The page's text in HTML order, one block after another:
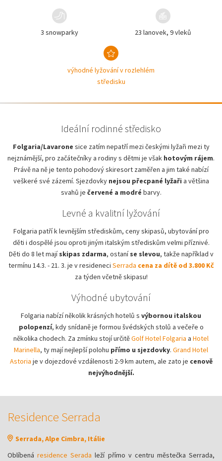
3 snowparky 23 lanovek, 9 vleků
výhodné lyžování v rozlehlém
středisku
Ideální rodinné středisko
Folgaria/Lavarone sice zatím nepatří mezi českými lyžaři mezi ty
nejznámější, pro začátečníky a rodiny s dětmi je však hotovým rájem.
Právě na ně je tento pohodový skiresort zaměřen a jim také nabízí
veškeré své zázemí. Sjezdovky nejsou přecpané lyžaři a většina
svahů je červené a modré barvy.
Levné a kvalitní lyžování
Folgaria patří k levnějším střediskům, ceny skipasů, ubytování pro
děti i dospělé jsou oproti jiným italským střediskům velmi příznivé.
Děti do 8 let majískipas zdarma, ostaníse slevou, takže například v
termínu 14.3. - 21. 3. je v resideneci Serrada cena za dítě od 3.800 Kč
za týden včetně skipasu!
Výhodné ubytování
Folgaria nabízí několik krásných hotelů s výbornou italskou
polopenzí, kdy snídaně je formou švédských stolů a večeře o
několika chodech. Za zmínku stojí určitěGolf Hotel Folgaria a Hotel
Marinella, ty mají nejlepší polohu přímo u sjezdovky. Grand Hotel
Astoria je v dojezdové vzdálenosti 2-9 km autem, ale zato je cenově
nejvýhodnější.
Residence Serrada
Serrada, Alpe Cimbra, Itálie
Oblíbenáresidence Serada leží přímo v centru městečka Serrada,